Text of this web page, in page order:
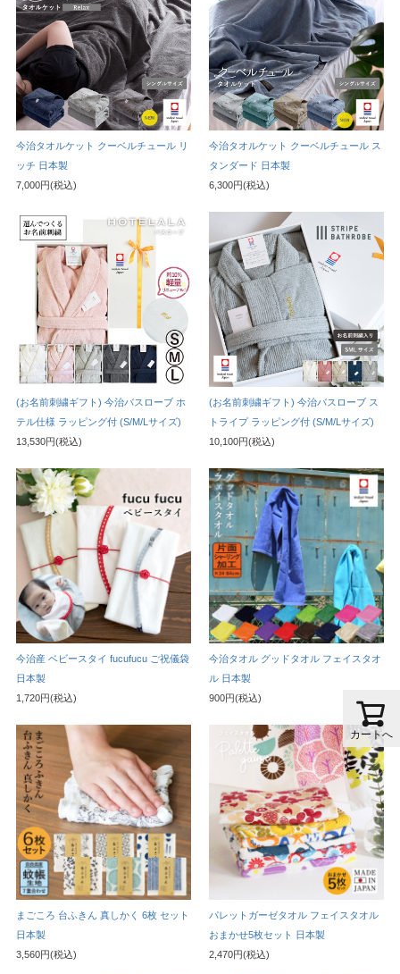
今治タオルケット クーベルチュール リ
ッチ 日本製
7,000円(税込)
今治タオルケット クーベルチュール ス
タンダード 日本製
6,300円(税込)
(お名前刺繍ギフト) 今治バスローブ ホ
テル仕様 ラッピング付 (S/M/Lサイズ)
13,530円(税込)
(お名前刺繍ギフト) 今治バスローブ ス
トライプ ラッピング付 (S/M/Lサイズ)
10,100円(税込)
今治産 ベビースタイ fucufucu ご祝儀袋
日本製
1,720円(税込)
今治タオル グッドタオル フェイスタオ
ル 日本製
900円(税込)
まごころ 台ふきん 真しかく 6枚 セット
日本製
3,560円(税込)
パレットガーゼタオル フェイスタオル
おまかせ5枚セット 日本製
2,470円(税込)
カートへ